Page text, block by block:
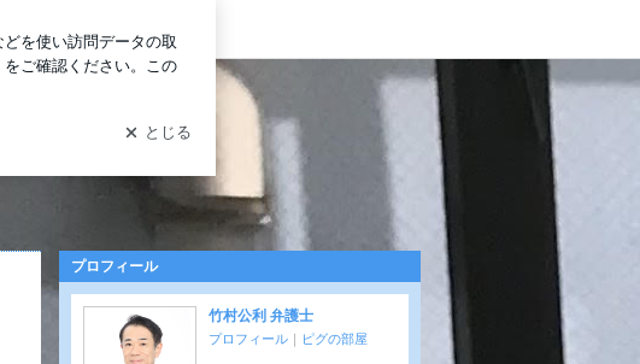
ログイン
プロフィール
竹村公利 弁護士
プロフィール ｜ ピグの部屋